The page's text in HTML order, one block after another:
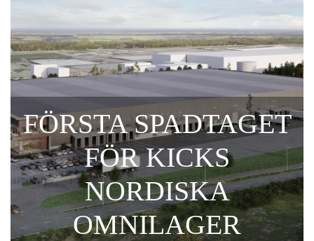
FÖRSTA SPADTAGET
FÖR KICKS
NORDISKA
OMNILAGER